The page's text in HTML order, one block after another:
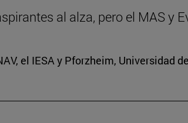
al alza, pero el MAS y
el IESA y Pforzheim, Universidad